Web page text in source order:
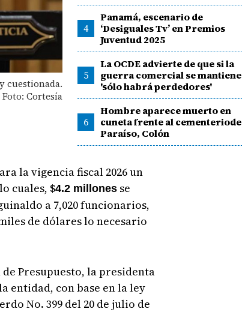
cuestionada.
Foto: Cortesía
4
Panamá, escenario de
‘Desiguales Tv’ en Premios
Juventud 2025
5
La OCDE advierte de que si la
guerra comercial se mantiene
'sólo habrá perdedores'
6
Hombre aparece muerto en
cuneta frente al cementeriode
Paraíso, Colón
la vigencia fiscal 2026 un
cuales, $4.2 millonesse
a 7,020 funcionarios,
de dólares lo necesario
Presupuesto, la presidenta
entidad, con base en la ley
No. 399 del 20 de julio de